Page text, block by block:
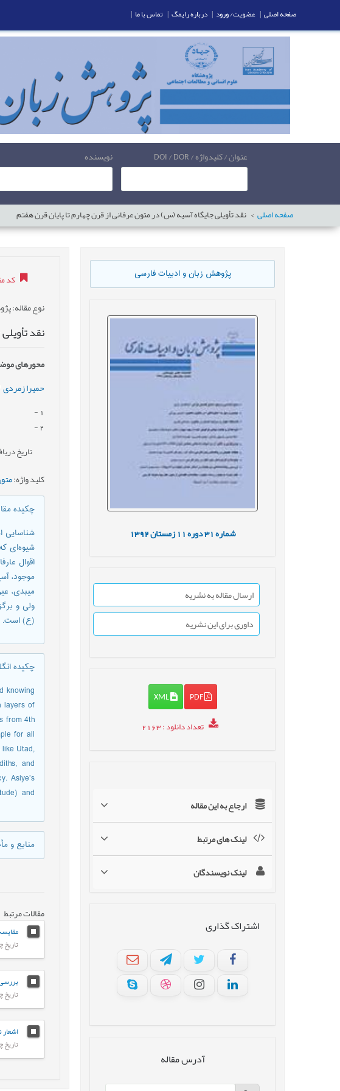
عنوان / کلیدواژه / DOI / DOR نویسنده
صفحه اصلی نقد تأویلی جایگاه آسیه (س) در متون عرفانی از قرن چهارم تا پایان قرن هفتم
پژوهش زبان و ادبیات فارسی
شماره دوره زمستان1392
ارسال مقاله به نشریه
داوری برای این نشریه
PDF
XML
تعداد دانلود: 2163
ارجاع به این مقاله
لینک های مرتبط
لینک نویسندگان
اشتراک گذاری
آدرس مقاله
کد
نوع مقاله:
نقد
محورهای
حمیرا زمردی
1
-
2
-
تاریخ دریافت :
کلید واژه:
چکیده
شناسایی
‌شیوه‌ای
اقوال
موجود،
میبدی،
ولی و
(ع) است.
چکیده
knowing
layers of
from 4th
for all
Utad,
and
Asiye’s
and
منابع و
مقالات مرتبط
صفحه اصلی | عضویت/ ورود | درباره رایمگ | تماس با ما |